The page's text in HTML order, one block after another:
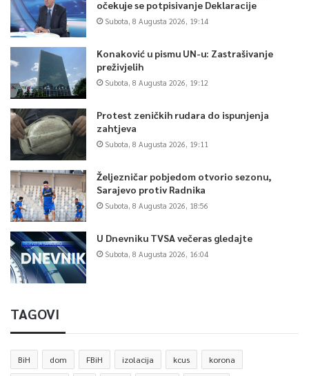
očekuje se potpisivanje Deklaracije
Subota, 8 Augusta 2026, 19:14
Konaković u pismu UN-u: Zastrašivanje
preživjelih
Subota, 8 Augusta 2026, 19:12
Protest zeničkih rudara do ispunjenja
zahtjeva
Subota, 8 Augusta 2026, 19:11
Željezničar pobjedom otvorio sezonu,
Sarajevo protiv Radnika
Subota, 8 Augusta 2026, 18:56
U Dnevniku TVSA večeras gledajte
Subota, 8 Augusta 2026, 16:04
TAGOVI
BiH dom FBiH izolacija kcus korona